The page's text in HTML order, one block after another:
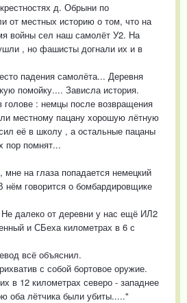
д. Обрыни по
от местных историю о том, что на
войны сел наш самолёт У2. На
, но фашисты догнали их и в
падения самолёта... Деревня
помойку.... Зависла история.
: немцы после возвращения
местному пацану хорошую лётную
её в школу , а остальные пацаны
пор помнят...
на глаза попадается немецкий
нём говорится о бомбардировщике
далеко от деревни у нас ещё ИЛ2
и СБеха километрах в 6 с
всё объяснил.
с собой бортовое оружие.
в 12 километрах северо - западнее
оба лётчика были убиты....."